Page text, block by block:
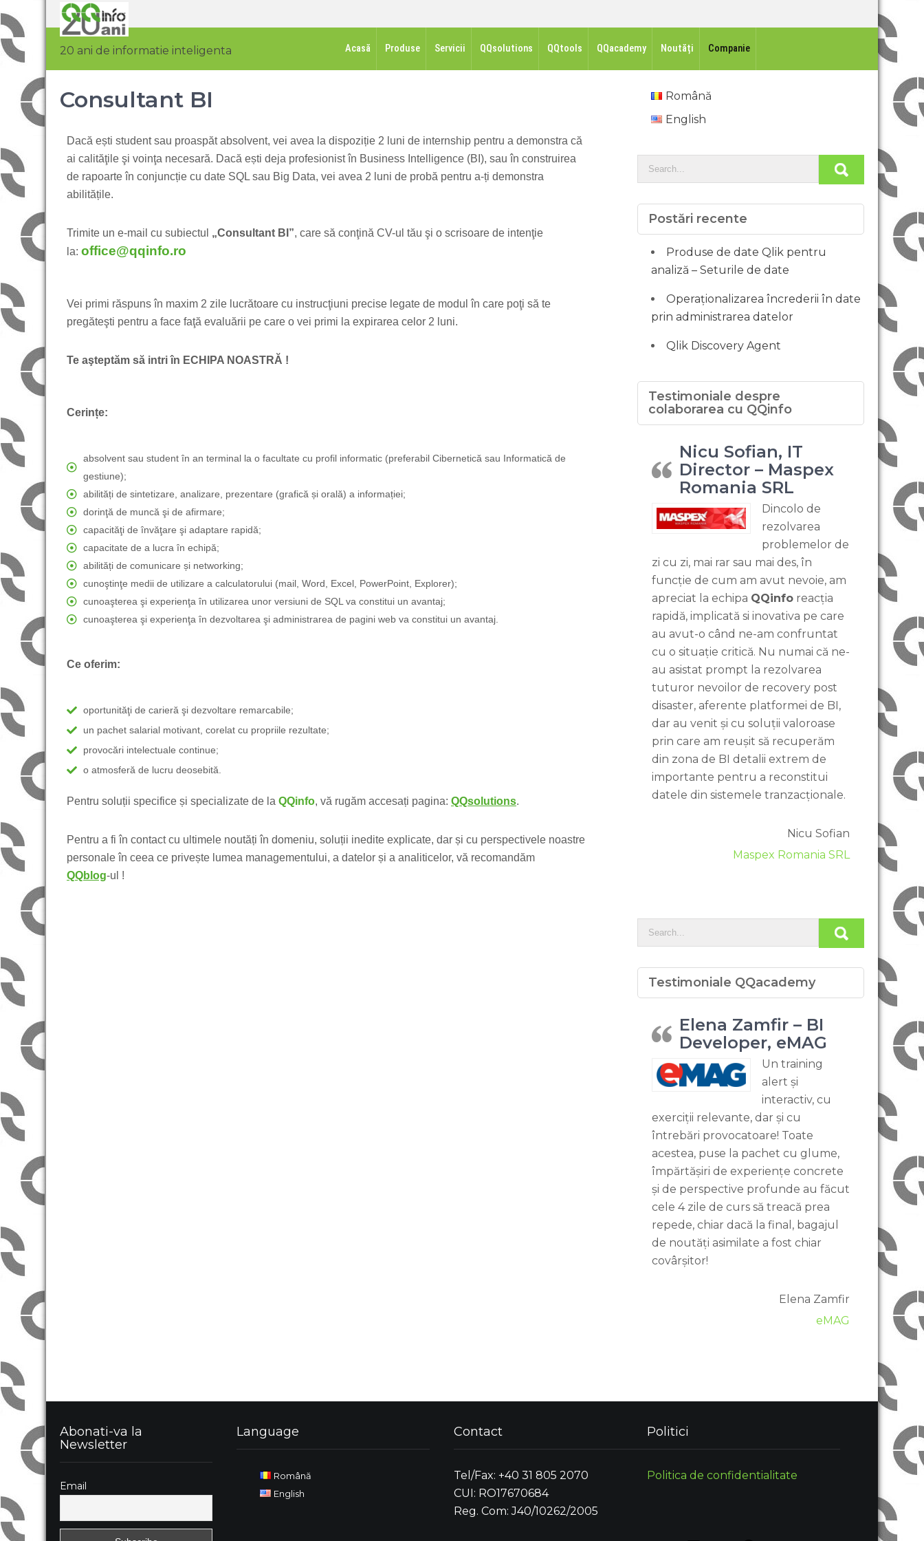
20 ani de informatie inteligenta Acasă Produse Servicii QQsolutions QQtools QQacademy Noutăți Companie
Consultant BI
Dacă ești student sau proaspăt absolvent, vei avea la dispoziție 2 luni de internship pentru a demonstra că
ai calităţile şi voinţa necesară. Dacă ești deja profesionist în Business Intelligence (BI), sau în construirea
de rapoarte în conjuncție cu date SQL sau Big Data, vei avea 2 luni de probă pentru a-ți demonstra
abilitățile.
Trimite un e-mail cu subiectul „Consultant BI”, care să conţină CV-ul tău şi o scrisoare de intenţie
la: office@qqinfo.ro
Vei primi răspuns în maxim 2 zile lucrătoare cu instrucţiuni precise legate de modul în care poţi să te
pregăteşti pentru a face faţă evaluării pe care o vei primi la expirarea celor 2 luni.
Te aşteptăm să intri în ECHIPA NOASTRĂ !
Cerințe:
absolvent sau student în an terminal la o facultate cu profil informatic (preferabil Cibernetică sau Informatică de
gestiune);
abilități de sintetizare, analizare, prezentare (grafică și orală) a informației;
dorinţă de muncă şi de afirmare;
capacităţi de învăţare şi adaptare rapidă;
capacitate de a lucra în echipă;
abilități de comunicare și networking;
cunoştinţe medii de utilizare a calculatorului (mail, Word, Excel, PowerPoint, Explorer);
cunoaşterea şi experienţa în utilizarea unor versiuni de SQL va constitui un avantaj;
cunoaşterea şi experienţa în dezvoltarea şi administrarea de pagini web va constitui un avantaj.
Ce oferim:
oportunităţi de carieră şi dezvoltare remarcabile;
un pachet salarial motivant, corelat cu propriile rezultate;
provocări intelectuale continue;
o atmosferă de lucru deosebită.
Pentru soluții specifice și specializate de la QQinfo, vă rugăm accesați pagina: QQsolutions.
Pentru a fi în contact cu ultimele noutăți în domeniu, soluții inedite explicate, dar și cu perspectivele noastre
personale în ceea ce privește lumea managementului, a datelor și a analiticelor, vă recomandăm
QQblog-ul !
Română
English
Postări recente
Produse de date Qlik pentru
analiză – Seturile de date
Operaționalizarea încrederii în date
prin administrarea datelor
Qlik Discovery Agent
Testimoniale despre
colaborarea cu QQinfo
Nicu Sofian, IT
Director – Maspex
Romania SRL
Dincolo de
rezolvarea
problemelor de
zi cu zi, mai rar sau mai des, în
funcție de cum am avut nevoie, am
apreciat la echipa QQinfo reacția
rapidă, implicată si inovativa pe care
au avut-o când ne-am confruntat
cu o situație critică. Nu numai că ne-
au asistat prompt la rezolvarea
tuturor nevoilor de recovery post
disaster, aferente platformei de BI,
dar au venit și cu soluții valoroase
prin care am reușit să recuperăm
din zona de BI detalii extrem de
importante pentru a reconstitui
datele din sistemele tranzacționale.
Nicu Sofian
Maspex Romania SRL
Testimoniale QQacademy
Elena Zamfir – BI
Developer, eMAG
Un training
alert și
interactiv, cu
exerciții relevante, dar și cu
întrebări provocatoare! Toate
acestea, puse la pachet cu glume,
împărtășiri de experiențe concrete
și de perspective profunde au făcut
cele 4 zile de curs să treacă prea
repede, chiar dacă la final, bagajul
de noutăți asimilate a fost chiar
covârșitor!
Elena Zamfir
eMAG
Abonati-va la
Newsletter
Email
Language
Română
English
Contact
Tel/Fax: +40 31 805 2070
CUI: RO17670684
Reg. Com: J40/10262/2005
Politici
Politica de confidentialitate